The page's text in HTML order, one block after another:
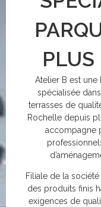
PLUS
Atelier B est
spécialisée
terrasses de
Rochelle depuis
accompagne
Filiale de la
des produits finis
exigences de